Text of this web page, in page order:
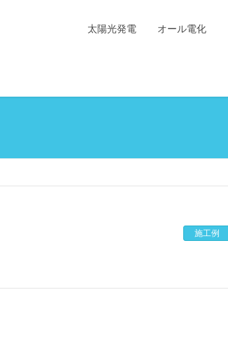
太陽光発電 オール電化
施工例